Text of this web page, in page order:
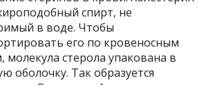
спирт, не
в воде. Чтобы
его по кровеносным
молекула стерола упакована в
оболочку. Так образуется